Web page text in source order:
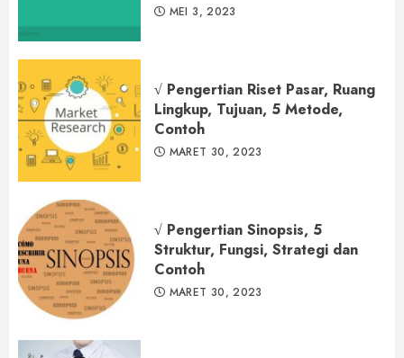
MEI 3, 2023
√ Pengertian Riset Pasar, Ruang
Lingkup, Tujuan, 5 Metode,
Contoh
MARET 30, 2023
√ Pengertian Sinopsis, 5
Struktur, Fungsi, Strategi dan
Contoh
MARET 30, 2023